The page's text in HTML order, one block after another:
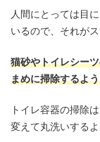
人間にとっては目
いるので、それが
猫砂やトイレシー
まめに掃除するよ
トイレ容器の掃除
変えて丸洗いする